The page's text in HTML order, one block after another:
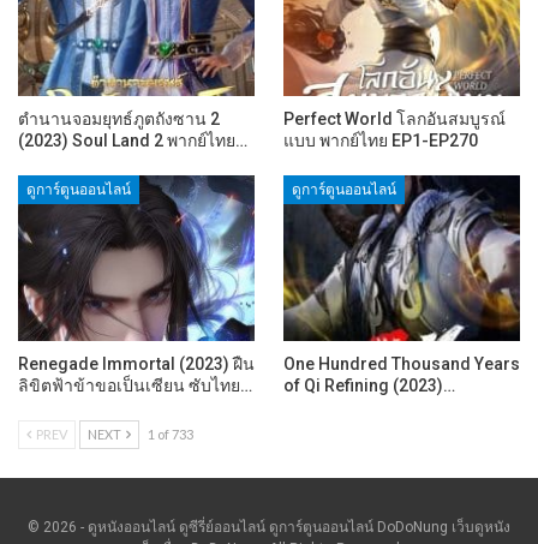
ตำนานจอมยุทธ์ภูตถังซาน 2
(2023) Soul Land 2 พากย์ไทย…
Perfect World โลกอันสมบูรณ์
แบบ พากย์ไทย EP1-EP270
ดูการ์ตูนออนไลน์
Renegade Immortal (2023) ฝืน
ลิขิตฟ้าข้าขอเป็นเซียน ซับไทย…
ดูการ์ตูนออนไลน์
One Hundred Thousand Years
of Qi Refining (2023)…
PREV NEXT 1 of 733
© 2026 - ดูหนังออนไลน์ ดูซีรี่ย์ออนไลน์ ดูการ์ตูนออนไลน์ DoDoNung เว็บดูหนัง